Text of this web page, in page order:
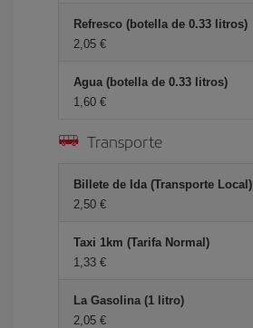
Refresco (botella de 0.33 litros)
2,05 €
Agua (botella de 0.33 litros)
1,60 €
Transporte
Billete de Ida (Transporte Local)
2,50 €
Taxi 1km (Tarifa Normal)
1,33 €
La Gasolina (1 litro)
2,05 €